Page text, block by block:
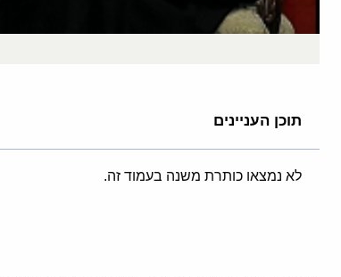
תוכן העניינים
לא נמצאו כותרת משנה בעמוד זה.